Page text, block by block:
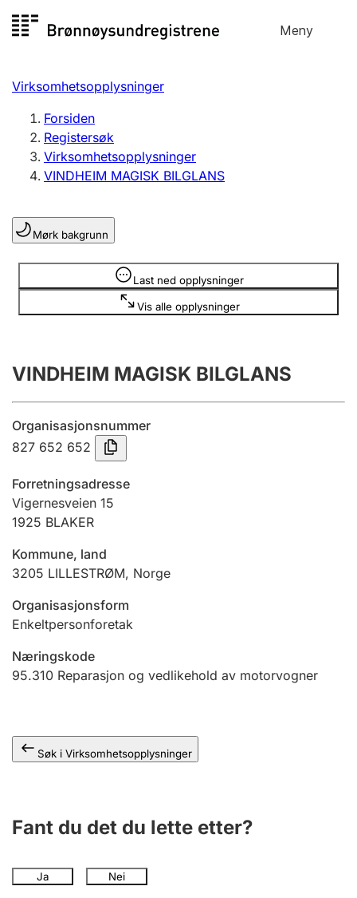
til
Meny
Registersøk
Aksjeselskap
Enkeltpersonforetak
Registrere, endre, slette
Lag og forening
Registrere, endre, slette
Innsending og forsinkelsesgebyr
Jeger
Ektepaktveileder
Offentlig sektor
Virksomhetsopplysninger
Forsiden
Registersøk
Virksomhetsopplysninger
VINDHEIM MAGISK BILGLANS
Mørk bakgrunn
Last ned opplysninger
Vis alle opplysninger
Opplysninger er skjult
VINDHEIM MAGISK BILGLANS
Organisasjonsnummer
827 652 652
Forretningsadresse
Vigernesveien 15
1925 BLAKER
Kommune, land
3205 LILLESTRØM, Norge
Organisasjonsform
Enkeltpersonforetak
Næringskode
95.310 Reparasjon og vedlikehold av motorvogner
Søk i Virksomhetsopplysninger
Fant du det du lette etter?
Ja Nei